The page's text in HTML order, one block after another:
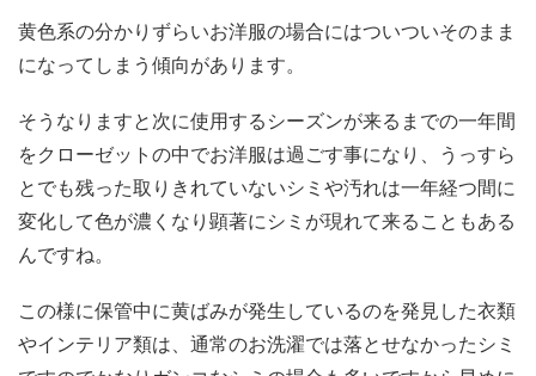
黄色系の分かりずらいお洋服の場合にはついついそのまま
になってしまう傾向があります。
そうなりますと次に使用するシーズンが来るまでの一年間
をクローゼットの中でお洋服は過ごす事になり、うっすら
とでも残った取りきれていないシミや汚れは一年経つ間に
変化して色が濃くなり顕著にシミが現れて来ることもある
んですね。
この様に保管中に黄ばみが発生しているのを発見した衣類
やインテリア類は、通常のお洗濯では落とせなかったシミ